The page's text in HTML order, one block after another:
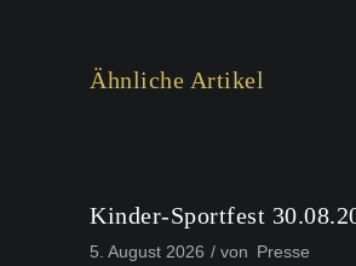
Ähnliche Artikel
Kinder-Sportfest
5. August 2026 von Presse